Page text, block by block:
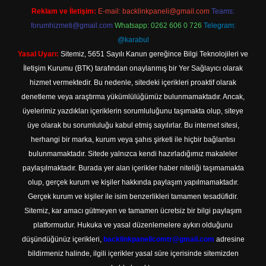
Reklam ve İletişim: E-mail: backlinkpaneli@gmail.com Teams:
forumhizmeti@gmail.com Whatsapp: 0262 606 0 726 Telegram:
@karabul
Yasal Uyarı: Sitemiz, 5651 Sayılı Kanun gereğince Bilgi Teknolojileri ve
İletişim Kurumu (BTK) tarafından onaylanmış bir Yer Sağlayıcı olarak
hizmet vermektedir. Bu nedenle, sitedeki içerikleri proaktif olarak
denetleme veya araştırma yükümlülüğümüz bulunmamaktadır. Ancak,
üyelerimiz yazdıkları içeriklerin sorumluluğunu taşımakta olup, siteye
üye olarak bu sorumluluğu kabul etmiş sayılırlar. Bu internet sitesi,
herhangi bir marka, kurum veya şahıs şirketi ile hiçbir bağlantısı
bulunmamaktadır. Sitede yalnızca kendi hazırladığımız makaleler
paylaşılmaktadır. Burada yer alan içerikler haber niteliği taşımamakta
olup, gerçek kurum ve kişiler hakkında paylaşım yapılmamaktadır.
Gerçek kurum ve kişiler ile isim benzerlikleri tamamen tesadüfidir.
Sitemiz, kar amacı gütmeyen ve tamamen ücretsiz bir bilgi paylaşım
platformudur. Hukuka ve yasal düzenlemelere aykırı olduğunu
düşündüğünüz içerikleri, backlinkpanelicomtr@gmail.com adresine
bildirmeniz halinde, ilgili içerikler yasal süre içerisinde sitemizden